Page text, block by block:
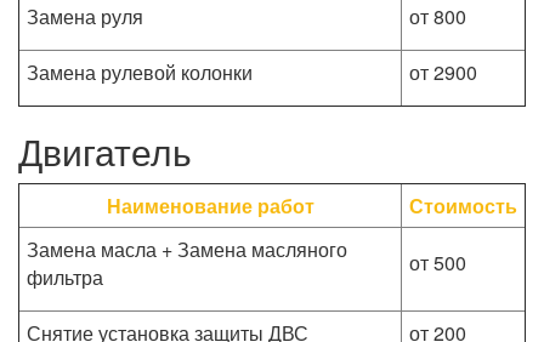
Замена руля
от 800
Замена рулевой колонки
от 2900
Двигатель
Наименование работ
Стоимость
Замена масла + Замена масляного
фильтра
от 500
Снятие установка защиты ДВС
от 200